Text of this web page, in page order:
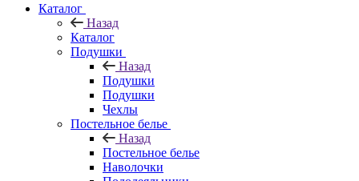
Каталог
Назад
Каталог
Подушки
Назад
Подушки
Подушки
Чехлы
Постельное белье
Назад
Постельное белье
Наволочки